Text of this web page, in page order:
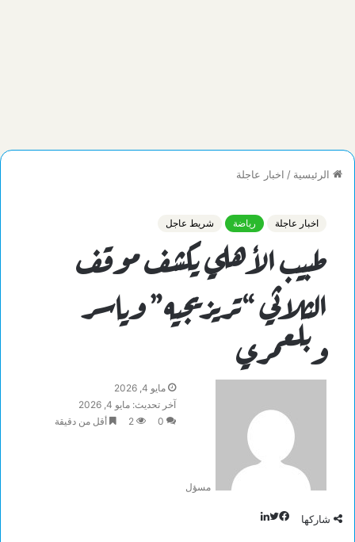
الرئيسية / اخبار عاجلة
اخبار عاجلة رياضة شريط عاجل
طبيب الأهلي يكشف موقف
الثلاثي “تريزيجيه” وياسر
وبلعمري
مسؤل
مايو 4, 2026
آخر تحديث: مايو 4, 2026
0
2 أقل من دقيقة
شاركها فيسبوك
تويتر
لينكدإن